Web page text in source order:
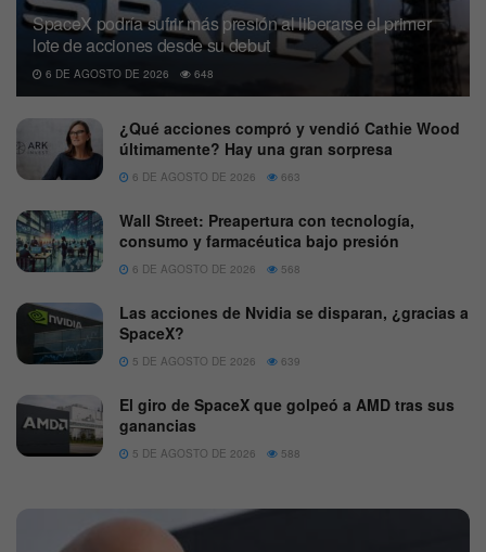
SpaceX podría sufrir más presión al liberarse el primer
lote de acciones desde su debut
6 DE AGOSTO DE 2026 648
¿Qué acciones compró y vendió Cathie Wood
últimamente? Hay una gran sorpresa
6 DE AGOSTO DE 2026 663
Wall Street: Preapertura con tecnología,
consumo y farmacéutica bajo presión
6 DE AGOSTO DE 2026 568
Las acciones de Nvidia se disparan, ¿gracias a
SpaceX?
5 DE AGOSTO DE 2026 639
El giro de SpaceX que golpeó a AMD tras sus
ganancias
5 DE AGOSTO DE 2026 588